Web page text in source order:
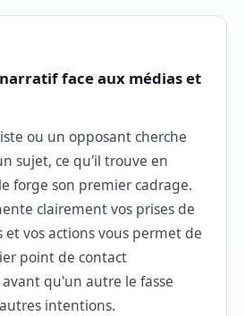
face aux médias et
ou un opposant cherche
sujet, ce qu'il trouve en
forge son premier cadrage.
clairement vos prises de
et vos actions vous permet de
point de contact
qu'un autre le fasse
intentions.